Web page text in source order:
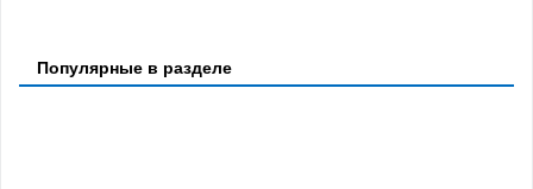
Популярные в разделе